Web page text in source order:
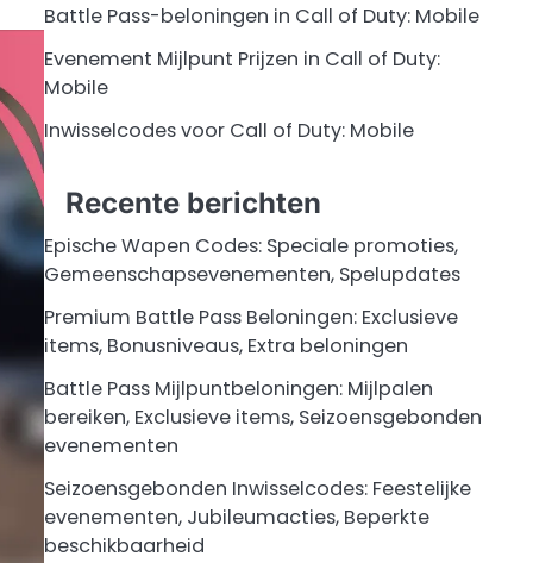
Battle Pass-beloningen in Call of Duty: Mobile
Evenement Mijlpunt Prijzen in Call of Duty:
Mobile
Inwisselcodes voor Call of Duty: Mobile
Recente berichten
Epische Wapen Codes: Speciale promoties,
Gemeenschapsevenementen, Spelupdates
Premium Battle Pass Beloningen: Exclusieve
items, Bonusniveaus, Extra beloningen
Battle Pass Mijlpuntbeloningen: Mijlpalen
bereiken, Exclusieve items, Seizoensgebonden
evenementen
Seizoensgebonden Inwisselcodes: Feestelijke
evenementen, Jubileumacties, Beperkte
beschikbaarheid